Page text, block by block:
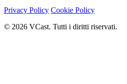
Privacy Policy Cookie Policy
© 2026 VCast. Tutti i diritti riservati.